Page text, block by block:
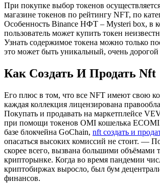
При покупке выбор токенов
магазине токенов по рейтингу NFT, по
Особенность Binance НФТ – Mysteri box, в
пользователь может купить токен
Узнать содержимое токена можно только
это может быть уникальный, очень дорогой
Как Создать И Продать Nft
Его плюс в том, что все NFT имеют свою
каждая коллекция лицензирована
Покупать и продавать на маркетплейсе
при помощи токенов OMI кошелька
базе блокчейна GoChain, nft создать и
опасаться высоких комиссий не стоит. —
скорее всего, вызвана большими объёмами
крипторынке. Когда во время пандемии
криптобиржах выросло, был бум
финансов.